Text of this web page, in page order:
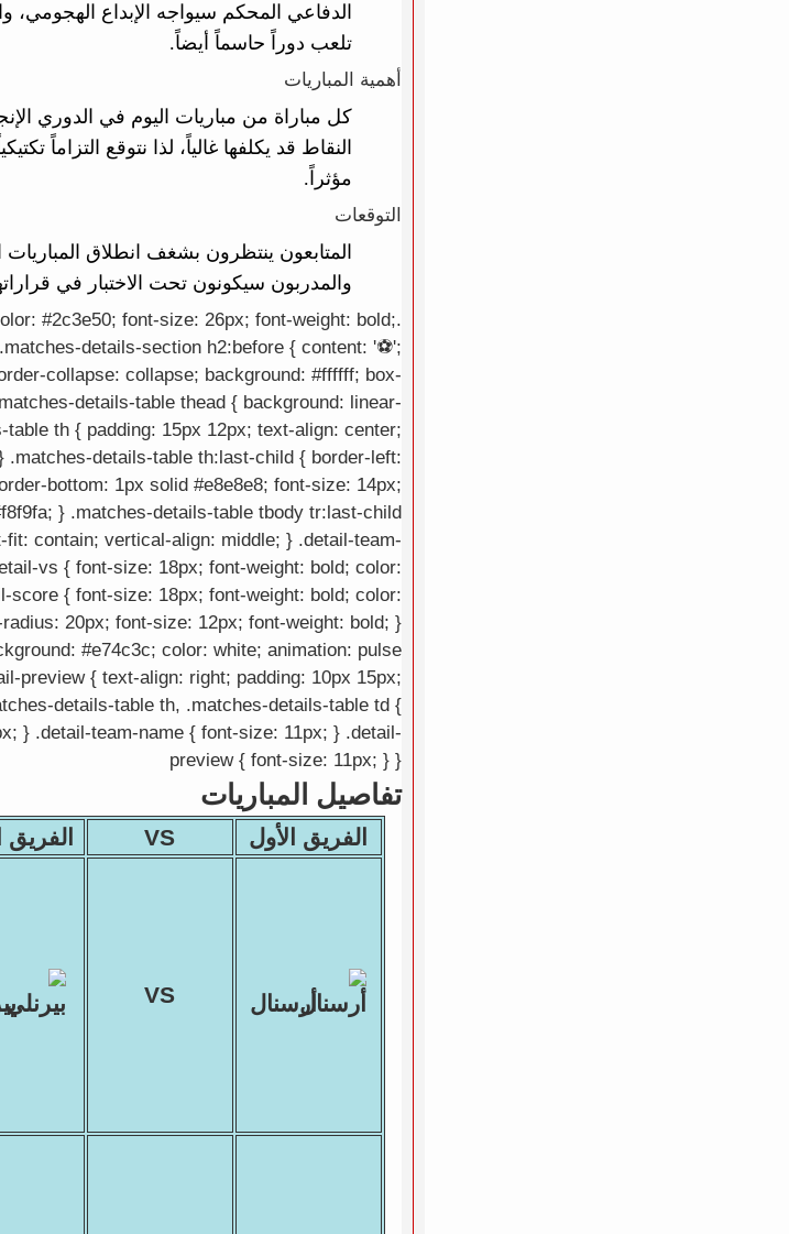
الدفاعي المحكم سيواجه الإبداع الهجومي،
تلعب دوراً حاسماً أيضاً.
أهمية المباريات
كل مباراة من مباريات اليوم في الدوري
النقاط قد يكلفها غالياً، لذا نتوقع
مؤثراً.
التوقعات
المتابعون ينتظرون بشغف انطلاق المباريات
والمدربون سيكونون تحت الاختبار في
#2c3e50; font-size: 26px; font-weight: bold;
details-section h2:before { content: '⚽';
collapse: collapse; background: #ffffff; box-
details-table thead { background: linear-
th { padding: 15px 12px; text-align: center;
details-table th:last-child { border-left:
bottom: 1px solid #e8e8e8; font-size: 14px;
} .matches-details-table tbody tr:last-child
contain; vertical-align: middle; } .detail-team-
vs { font-size: 18px; font-weight: bold; color:
score { font-size: 18px; font-weight: bold; color:
20px; font-size: 12px; font-weight: bold; }
#e74c3c; color: white; animation: pulse
preview { text-align: right; padding: 10px 15px;
details-table th, .matches-details-table td {
} .detail-team-name { font-size: 11px; } .detail-
preview { font-size: 11px; } }
تفاصيل المباريات
الفريق الأول VS الفريق
أرسنال VS